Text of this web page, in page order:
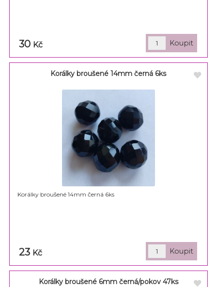
30 Kč
Korálky broušené 14mm černá 6ks
Korálky broušené 14mm černá 6ks
23 Kč
Korálky broušené 6mm černá/pokov 47ks